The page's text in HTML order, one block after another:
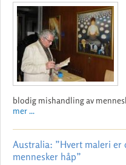
blodig mishandling av
mer ...
Australia: ”Hvert maleri
mennesker håp”